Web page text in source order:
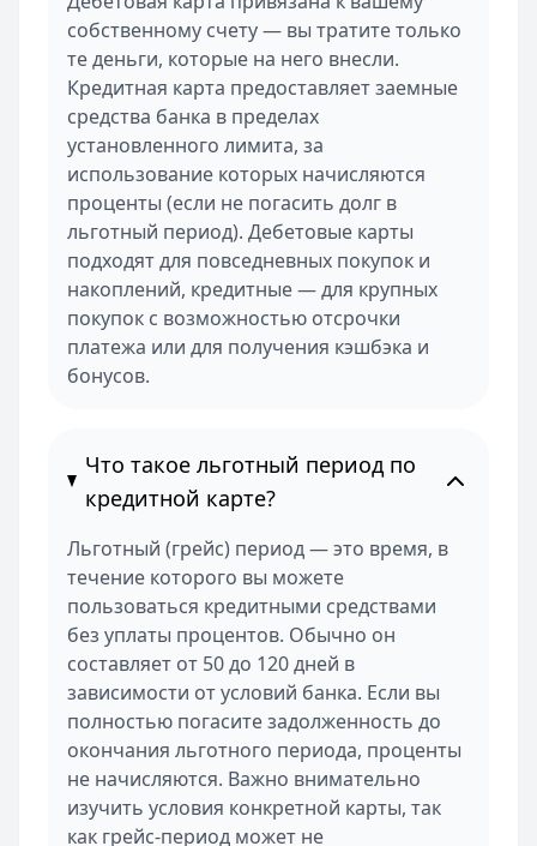
собственному счету — вы тратите только
те деньги, которые на него внесли.
Кредитная карта предоставляет заемные
средства банка в пределах
установленного лимита, за
использование которых начисляются
проценты (если не погасить долг в
льготный период). Дебетовые карты
подходят для повседневных покупок и
накоплений, кредитные — для крупных
покупок с возможностью отсрочки
платежа или для получения кэшбэка и
бонусов.
Что такое льготный период по
кредитной карте?
Льготный (грейс) период — это время, в
течение которого вы можете
пользоваться кредитными средствами
без уплаты процентов. Обычно он
составляет от 50 до 120 дней в
зависимости от условий банка. Если вы
полностью погасите задолженность до
окончания льготного периода, проценты
не начисляются. Важно внимательно
изучить условия конкретной карты, так
как грейс-период может не